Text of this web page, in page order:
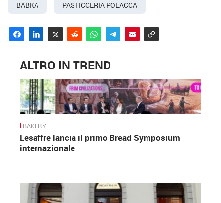
BABKA PASTICCERIA POLACCA
ALTRO IN TREND
BAKERY
Lesaffre lancia il primo Bread Symposium
internazionale